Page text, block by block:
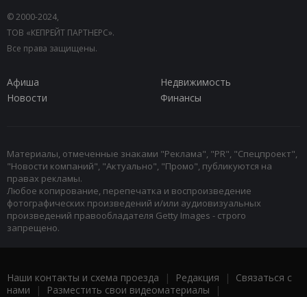
© 2000-2024,
ТОВ «КЕПРЕЙТ ПАРТНЕРС».
Все права защищены.
Афиша
Недвижимость
Новости
Финансы
Материалы, отмеченные знаками "Реклама", "PR", "Спецпроект",
"Новости компаний", "Актуально", "Промо", публикуются на
правах рекламы.
Любое копирование, перепечатка и воспроизведение
фотографических произведений и/или аудиовизуальных
произведений правообладателя Getty Images - строго
запрещено.
Наши контакты и схема проезда | Редакция | Связаться с
нами | Разместить свои видеоматериалы |